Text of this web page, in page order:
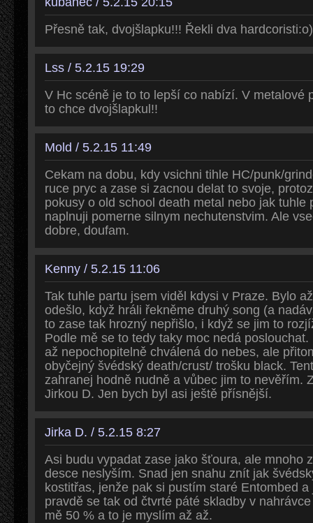
Přesně tak, dvojšlapku!!! Řekli dva
Lss / 5.2.15 19:29
V Hc scéně je to to lepší co nabízí. V metalové
to chce dvojšlapkul!!
Mold / 5.2.15 11:49
Cekam na dobu, kdy vsichni tihle HC/punk/
ruce pryc a zase si zacnou delat to svoje,
pokusy o old school death metal nebo jak tuhle
naplnuji pomerne silnym nechutenstvim. Ale
dobre, doufam.
Kenny / 5.2.15 11:06
Tak tuhle partu jsem viděl kdysi v Praze. Bylo
odešlo, když hráli řekněme druhý song (a
to zase tak hrozný nepřišlo, i když se jim to
Podle mě se to tedy taky moc nedá
až nepochopitelně chválená do nebes, ale
obyčejný švédský death/crust/ trošku black.
zahranej hodně nudně a vůbec jim to nevěřím.
Jirkou D. Jen bych byl asi ještě přísnější.
Jirka D. / 5.2.15 8:27
Asi budu vypadat zase jako šťoura, ale mnoho
desce neslyším. Snad jen snahu znít jak
kostitřas, jenže pak si pustím staré Entombed
pravdě se tak od čtvrté páté skladby v
mě 50 % a to je myslím až až.